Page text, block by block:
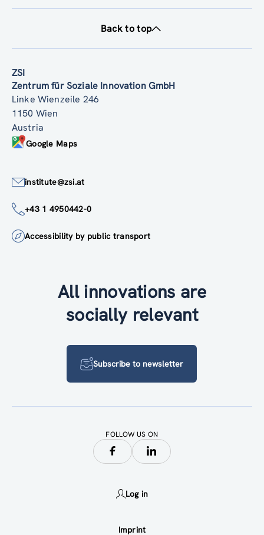
Back to top
ZSI
Zentrum für Soziale Innovation GmbH
Linke Wienzeile 246
1150 Wien
Austria
Google Maps
institute@zsi.at
+43 1 4950442-0
Accessibility by public transport
All innovations are
socially relevant
Subscribe to newsletter
FOLLOW US ON
Log in
Imprint